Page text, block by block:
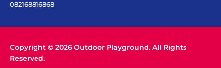
082168816868
Copyright © 2026 Outdoor Playground. All Rights
Reserved.